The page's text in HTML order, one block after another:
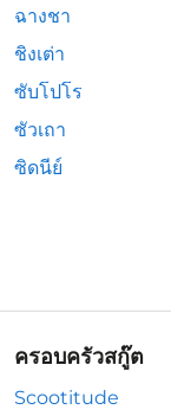
ฉางชา
ชิงเต่า
ซับโปโร
ซัวเถา
ซิดนีย์
ครอบครัวสกู๊ต
Scootitude